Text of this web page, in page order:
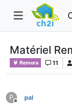
Matériel
Remora 11
P
Offline
pal